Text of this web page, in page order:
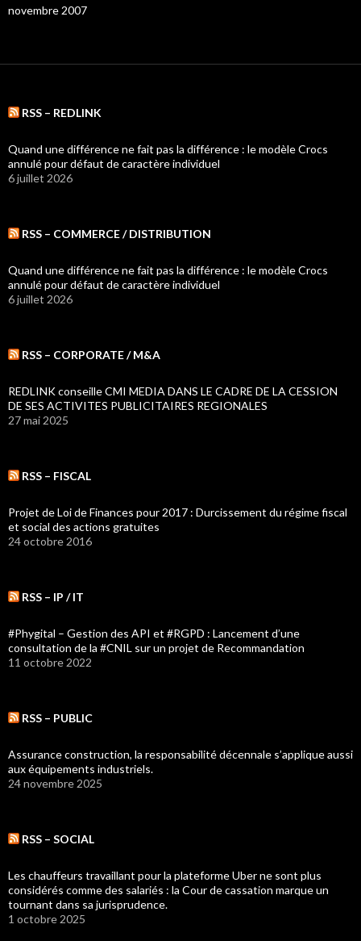
novembre 2007
RSS – REDLINK
Quand une différence ne fait pas la différence : le modèle Crocs
annulé pour défaut de caractère individuel
6 juillet 2026
RSS – COMMERCE / DISTRIBUTION
Quand une différence ne fait pas la différence : le modèle Crocs
annulé pour défaut de caractère individuel
6 juillet 2026
RSS – CORPORATE / M&A
REDLINK conseille CMI MEDIA DANS LE CADRE DE LA CESSION
DE SES ACTIVITES PUBLICITAIRES REGIONALES
27 mai 2025
RSS – FISCAL
Projet de Loi de Finances pour 2017 : Durcissement du régime fiscal
et social des actions gratuites
24 octobre 2016
RSS – IP / IT
#Phygital – Gestion des API et #RGPD : Lancement d’une
consultation de la #CNIL sur un projet de Recommandation
11 octobre 2022
RSS – PUBLIC
Assurance construction, la responsabilité décennale s’applique aussi
aux équipements industriels.
24 novembre 2025
RSS – SOCIAL
Les chauffeurs travaillant pour la plateforme Uber ne sont plus
considérés comme des salariés : la Cour de cassation marque un
tournant dans sa jurisprudence.
1 octobre 2025